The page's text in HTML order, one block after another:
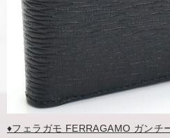
♦フェラガモ FERRAGAMO ガンチ